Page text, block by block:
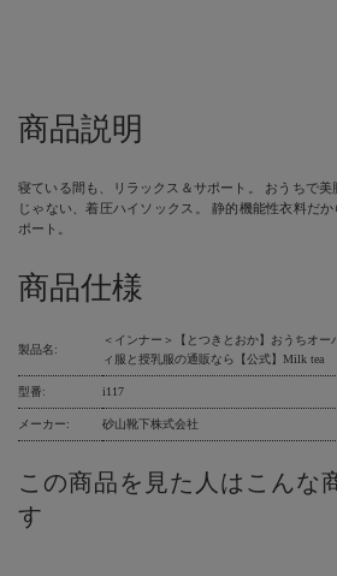
商品説明
寝ている間も、リラックス＆サポート。 おうちで
じゃない、着圧ハイソックス。 静的機能性衣料だ
ポート。
商品仕様
製品名:
＜インナー＞【とつきとおか】おうちオ
ィ服と授乳服の通販なら【公式】Milk tea
型番: i117
メーカー: 砂山靴下株式会社
この商品を見た人はこんな
す